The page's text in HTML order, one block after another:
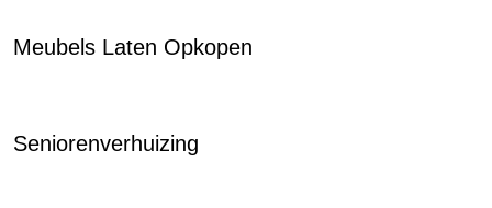
Meubels Laten Opkopen
Seniorenverhuizing